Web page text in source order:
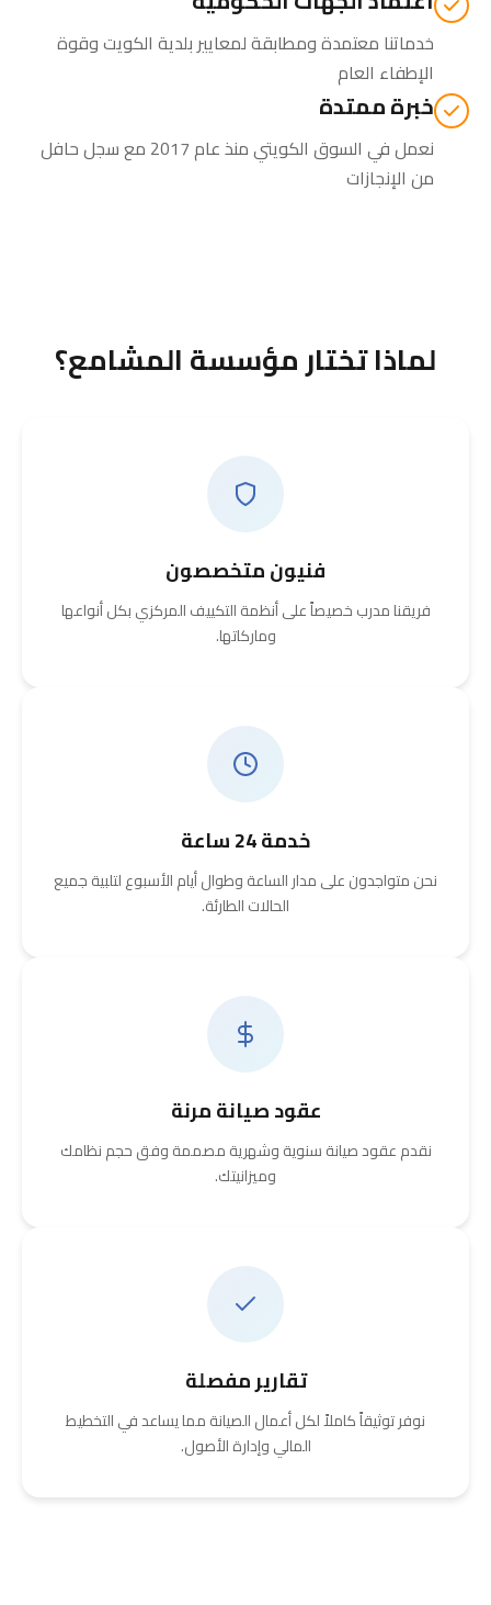
خدماتنا معتمدة ومطابقة لمعايير بلدية الكويت وقوة
الإطفاء العام
خبرة ممتدة
نعمل في السوق الكويتي منذ عام 2017 مع سجل حافل
من الإنجازات
لماذا تختار مؤسسة المشامع؟
فنيون متخصصون
فريقنا مدرب خصيصاً على أنظمة التكييف المركزي بكل أنواعها
وماركاتها.
خدمة 24 ساعة
نحن متواجدون على مدار الساعة وطوال أيام الأسبوع لتلبية جميع
الحالات الطارئة.
عقود صيانة مرنة
نقدم عقود صيانة سنوية وشهرية مصممة وفق حجم نظامك
وميزانيتك.
تقارير مفصلة
نوفر توثيقاً كاملاً لكل أعمال الصيانة مما يساعد في التخطيط
المالي وإدارة الأصول.